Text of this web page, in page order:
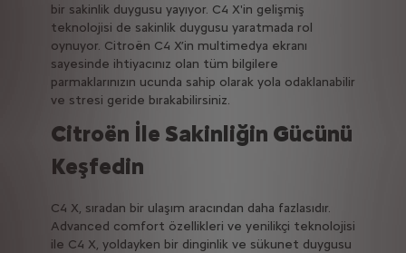
bir sakinlik duygusu yayıyor. C4 X'in gelişmiş
teknolojisi de sakinlik duygusu yaratmada rol
oynuyor. Citroën C4 X’in multimedya ekranı
sayesinde ihtiyacınız olan tüm bilgilere
parmaklarınızın ucunda sahip olarak yola odaklanabilir
ve stresi geride bırakabilirsiniz.
Citroën İle Sakinliğin Gücünü
Keşfedin
C4 X, sıradan bir ulaşım aracından daha fazlasıdır.
Advanced comfort özellikleri ve yenilikçi teknolojisi
ile C4 X, yoldayken bir dinginlik ve sükunet duygusu